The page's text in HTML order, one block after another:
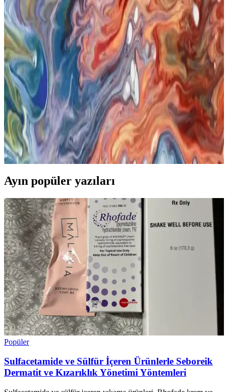
Eyüp Sabri Tuncer Bebek Yağı: Doğal İçeriklerle
Güvenilir Cilt Bakımı Seçeneği
Eyüp Sabri Tuncer’in doğal zeytinyağlı bebek yağı, hassas ciltleri
koruyan, nemlendiren ve dermatolojik olarak test edilmiş güvenilir
bir bakım ürünüdür. Her yaşta kullanıma uygun, doğal içeriklerle
formüle edilmiştir.
Mustela Bebek Yağı 100 ml: Doğal ve Güvenilir
Bebek Cilt Bakım Ürünü
Mustela Bebek Yağı 100 ml, doğal içerikleriyle kuru ve hassas
bebek ciltlerini nemlendirir, yatıştırır ve korur. Hafif yapısı sayesinde
kolay emilir, güvenli ve pratik kullanımıyla ebeveynlerin favorisi
olur.
Ayın popüler yazıları
Popüler
Sulfacetamide ve Sülfür İçeren Ürünlerle Seboreik
Dermatit ve Kızarıklık Yönetimi Yöntemleri